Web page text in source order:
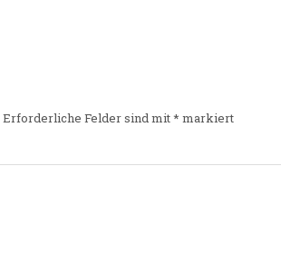
Erforderliche Felder sind mit* markiert